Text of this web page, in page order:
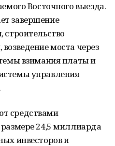
Восточного выезда.
завершение
строительство
моста через
взимания платы и
управления
средствами
24,5 миллиарда
инвесторов и